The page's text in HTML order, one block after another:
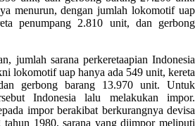
menurun, dengan jumlah lokomotif uap
penumpang 2.810 unit, dan gerbong
jumlah sarana perkeretaapian Indonesia
lokomotif uap hanya ada 549 unit, kereta
gerbong barang 13.970 unit. Untuk
Indonesia lalu melakukan impor.
impor berakibat berkurangnya devisa
tahun 1980, sarana yang diimpor meliputi